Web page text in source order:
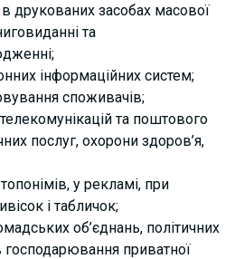
друкованих засобах масової
та
інформаційних систем;
споживачів;
та поштового
послуг, охорони здоров’я,
у рекламі, при
і табличок;
об’єднань, політичних
господарювання приватної